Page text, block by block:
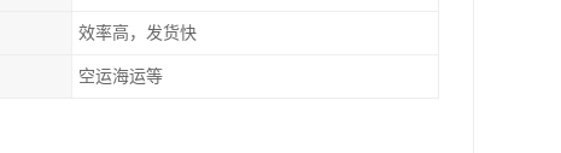
效率高，发货快
空运海运等